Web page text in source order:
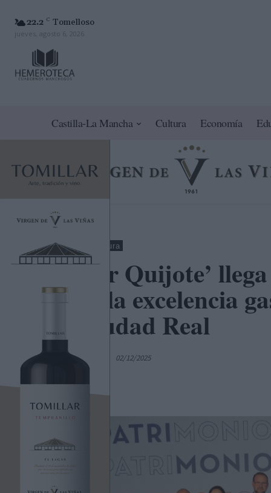
22.2 C Tomelloso
jueves, agosto 6, 2026
Castilla-La Mancha Cultura Economía
Nacional Cultura
‘Sabor Quijote’
valor la excelencia
de Ciudad Real
C. Manchegos 02/12/2025